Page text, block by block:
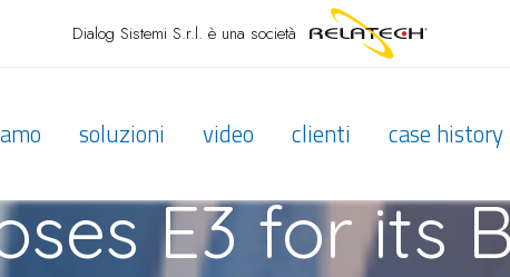
Dialog Sistemi S.r.l. è una società
soluzioni video clienti case history
E3 for its